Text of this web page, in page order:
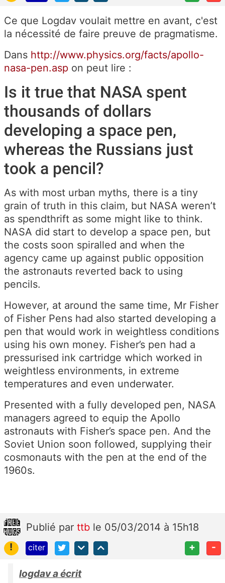
Ce que Logdav voulait mettre en avant, c'est
la nécessité de faire preuve de pragmatisme.
Dans http://www.physics.org/facts/apollo-
nasa-pen.asp on peut lire :
Is it true that NASA spent
thousands of dollars
developing a space pen,
whereas the Russians just
took a pencil?
As with most urban myths, there is a tiny
grain of truth in this claim, but NASA weren’t
as spendthrift as some might like to think.
NASA did start to develop a space pen, but
the costs soon spiralled and when the
agency came up against public opposition
the astronauts reverted back to using
pencils.
However, at around the same time, Mr Fisher
of Fisher Pens had also started developing a
pen that would work in weightless conditions
using his own money. Fisher’s pen had a
pressurised ink cartridge which worked in
weightless environments, in extreme
temperatures and even underwater.
Presented with a fully developed pen, NASA
managers agreed to equip the Apollo
astronauts with Fisher’s space pen. And the
Soviet Union soon followed, supplying their
cosmonauts with the pen at the end of the
1960s.
Publié par ttb le 05/03/2014 à 15h18
!
citer + -
logdav a écrit